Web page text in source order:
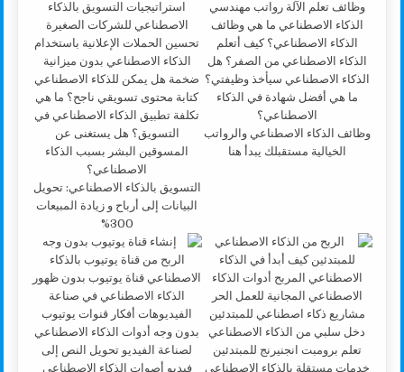
وظائف الذكاء الاصطناعي والرواتب
الخيالية مستقبلك يبدأ هنا
التسويق بالذكاء الاصطناعي: تحويل
البيانات إلى أرباح و زيادة المبيعات
300%